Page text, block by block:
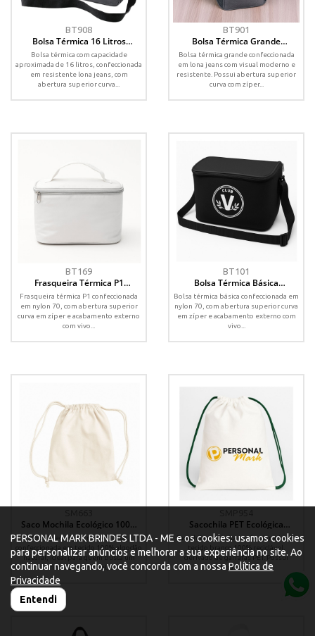
BT908
Bolsa Térmica 16 Litros
Personalizada em Lona Jeans
com Alça Destacável
Bolsa térmica com capacidade
aproximada de 16 litros, confeccionada
em resistente lona jeans, com
abertura superior curva...
BT901
Bolsa Térmica Grande
Personalizada em Lona Jeans
com Alça Destacável –
20x26x20cm
Bolsa térmica grande confeccionada
em lona jeans com visual moderno e
resistente. Possui abertura superior
curva com zíper...
BT169
Frasqueira Térmica P1
Personalizada 22x14x13cm em
Nylon com Alça de Mão
Frasqueira térmica P1 confeccionada
em nylon 70, com abertura superior
curva em zíper e acabamento externo
com vivo...
BT101
Bolsa Térmica Básica
Personalizada 33x23x20cm
com Alça Regulável
Bolsa térmica básica confeccionada em
nylon 70, com abertura superior curva
em zíper e acabamento externo com
vivo...
Saco Mochila Ecológico 100%
Algodão 37x45cm – Modelo 663
Mochila ecológica modelo saco,
confeccionada em tecido 100% algodão
natural, ideal para quem busca um
brinde sustentável,...
Sacochila PET Ecológica
32x40cm com Sublimação
Personalizada
Sacochila ecológica confeccionada em
tecido branco 100% reciclável,
derivado de garrafas PET. Possui
costura interna...
PERSONAL MARK BRINDES LTDA - ME e os cookies: usamos cookies
para personalizar anúncios e melhorar a sua experiência no site. Ao
continuar navegando, você concorda com a nossa Política de
Privacidade
Entendi